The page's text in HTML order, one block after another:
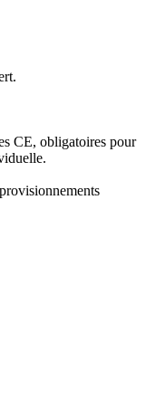
CE, obligatoires pour